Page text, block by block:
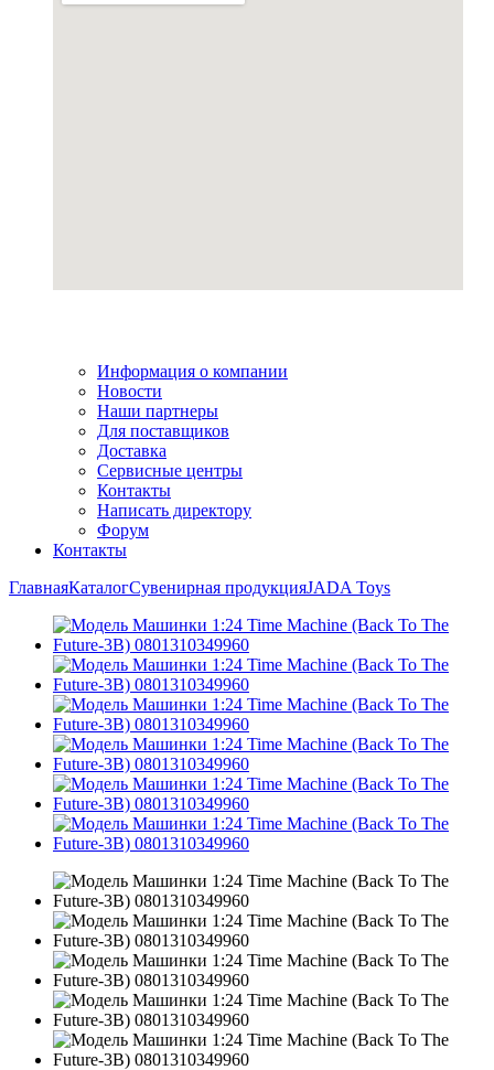
Информация о компании
Новости
Наши партнеры
Для поставщиков
Доставка
Сервисные центры
Контакты
Написать директору
Форум
Контакты
ГлавнаяКаталогСувенирная продукцияJADA Toys